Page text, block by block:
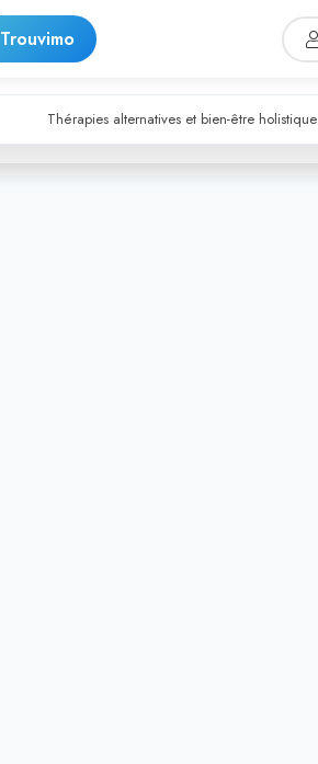
Trouvimo
Thérapies alternatives et bien-être holistique